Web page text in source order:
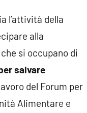
l’attività della
alla
si occupano di
salvare
del Forum per
Alimentare e